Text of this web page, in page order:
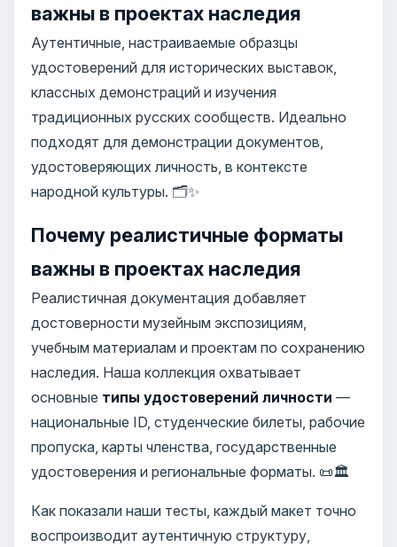
важны в проектах наследия
Аутентичные, настраиваемые образцы
удостоверений для исторических выставок,
классных демонстраций и изучения
традиционных русских сообществ. Идеально
подходят для демонстрации документов,
удостоверяющих личность, в контексте
народной культуры. 🗂️✨
Почему реалистичные форматы
важны в проектах наследия
Реалистичная документация добавляет
достоверности музейным экспозициям,
учебным материалам и проектам по сохранению
наследия. Наша коллекция охватывает
основные типы удостоверений личности —
национальные ID, студенческие билеты, рабочие
пропуска, карты членства, государственные
удостоверения и региональные форматы. 📜🏛️
Как показали наши тесты, каждый макет точно
воспроизводит аутентичную структуру,